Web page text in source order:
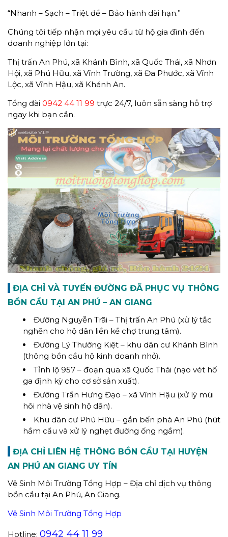
“Nhanh – Sạch – Triệt để – Bảo hành dài hạn.”
Chúng tôi tiếp nhận mọi yêu cầu từ hộ gia đình đến
doanh nghiệp lớn tại:
Thị trấn An Phú, xã Khánh Bình, xã Quốc Thái, xã Nhơn
Hội, xã Phú Hữu, xã Vĩnh Trường, xã Đa Phước, xã Vĩnh
Lộc, xã Vĩnh Hậu, xã Khánh An.
Tổng đài 0942 44 11 99 trực 24/7, luôn sẵn sàng hỗ trợ
ngay khi bạn cần.
ĐỊA CHỈ VÀ TUYẾN ĐƯỜNG ĐÃ PHỤC VỤ THÔNG
BỒN CẦU TẠI AN PHÚ – AN GIANG
Đường Nguyễn Trãi – Thị trấn An Phú (xử lý tắc
nghẽn cho hộ dân liền kề chợ trung tâm).
Đường Lý Thường Kiệt – khu dân cư Khánh Bình
(thông bồn cầu hộ kinh doanh nhỏ).
Tỉnh lộ 957 – đoạn qua xã Quốc Thái (nạo vét hố
ga định kỳ cho cơ sở sản xuất).
Đường Trần Hưng Đạo – xã Vĩnh Hậu (xử lý mùi
hôi nhà vệ sinh hộ dân).
Khu dân cư Phú Hữu – gần bến phà An Phú (hút
hầm cầu và xử lý nghẹt đường ống ngầm).
ĐỊA CHỈ LIÊN HỆ THÔNG BỒN CẦU TẠI HUYỆN
AN PHÚ AN GIANG UY TÍN
Vệ Sinh Môi Trường Tổng Hợp – Địa chỉ dịch vụ thông
bồn cầu tại An Phú, An Giang.
Vệ Sinh Môi Trường Tổng Hợp
Hotline: 0942 44 11 99